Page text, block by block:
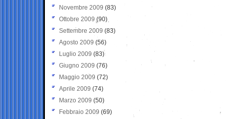
Novembre 2009 (83)
Ottobre 2009 (90)
Settembre 2009 (83)
Agosto 2009 (56)
Luglio 2009 (83)
Giugno 2009 (76)
Maggio 2009 (72)
Aprile 2009 (74)
Marzo 2009 (50)
Febbraio 2009 (69)